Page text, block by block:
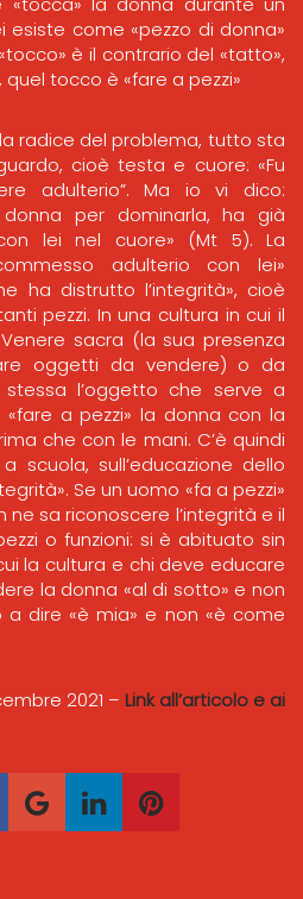
esiste come «pezzo di donna»
è il contrario del «tatto»,
tocco è «fare a pezzi»
radice del problema, tutto sta
cioè testa e cuore: «Fu
adulterio”. Ma io vi dico:
per dominarla, ha già
lei nel cuore» (Mt 5). La
adulterio con lei»
ha distrutto l’integrità», cioè
pezzi. In una cultura in cui il
sacra (la sua presenza
oggetti da vendere) o da
l’oggetto che serve a
a pezzi» la donna con la
che con le mani. C’è quindi
scuola, sull’educazione dello
Se un uomo «fa a pezzi»
sa riconoscere l’integrità e il
o funzioni: si è abituato sin
la cultura e chi deve educare
la donna «al di sotto» e non
a dire «è mia» e non «è come
2021 – Link all’articolo e ai